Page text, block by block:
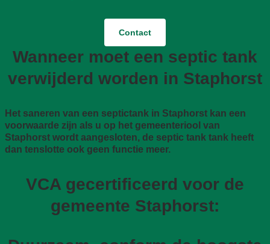
Contact
Wanneer moet een septic tank
verwijderd worden in Staphorst
Het saneren van een septictank in Staphorst kan een
voorwaarde zijn als u op het gemeenteriool van
Staphorst wordt aangesloten, de septic tank tank heeft
dan tenslotte ook geen functie meer.
VCA gecertificeerd voor de
gemeente Staphorst: